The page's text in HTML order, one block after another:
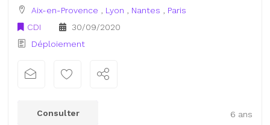
Aix-en-Provence Lyon Nantes
Paris
CDI
30/09/2020
Déploiement
6 ans
Consulter